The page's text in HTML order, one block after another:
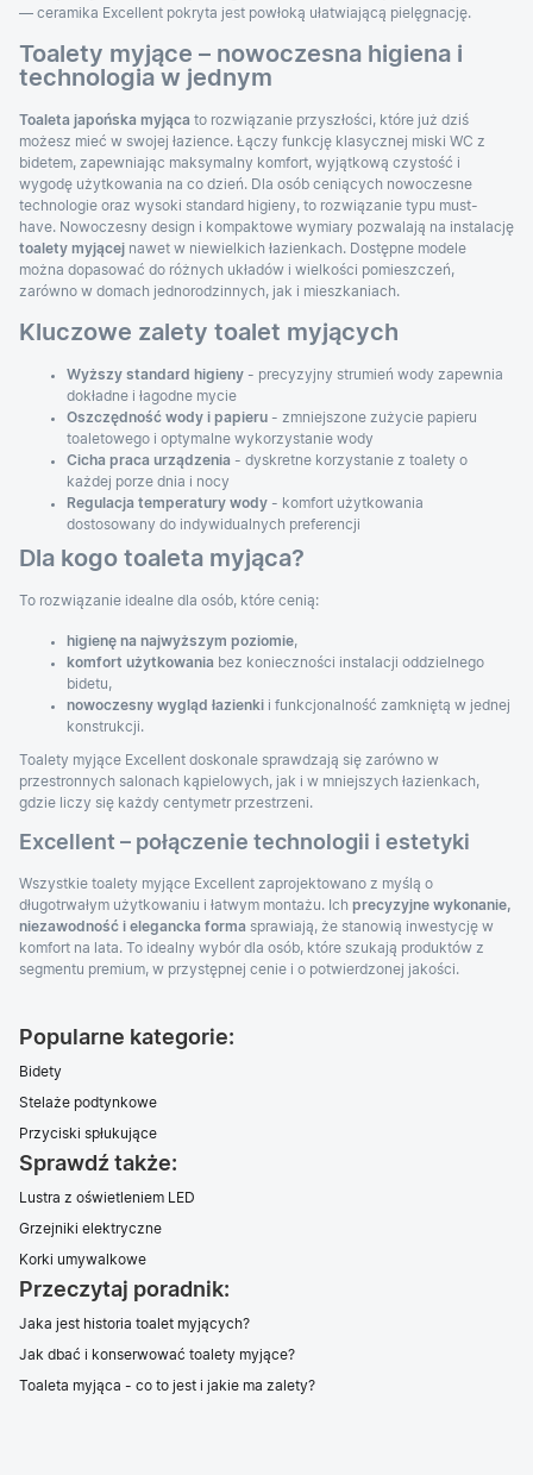
— ceramika Excellent pokryta jest powłoką ułatwiającą pielęgnację.
Toalety myjące – nowoczesna higiena i
technologia w jednym
Toaleta japońska myjąca to rozwiązanie przyszłości, które już dziś
możesz mieć w swojej łazience. Łączy funkcję klasycznej miski WC z
bidetem, zapewniając maksymalny komfort, wyjątkową czystość i
wygodę użytkowania na co dzień. Dla osób ceniących nowoczesne
technologie oraz wysoki standard higieny, to rozwiązanie typu must-
have. Nowoczesny design i kompaktowe wymiary pozwalają na instalację
toalety myjącej nawet w niewielkich łazienkach. Dostępne modele
można dopasować do różnych układów i wielkości pomieszczeń,
zarówno w domach jednorodzinnych, jak i mieszkaniach.
Kluczowe zalety toalet myjących
Wyższy standard higieny - precyzyjny strumień wody zapewnia
dokładne i łagodne mycie
Oszczędność wody i papieru - zmniejszone zużycie papieru
toaletowego i optymalne wykorzystanie wody
Cicha praca urządzenia - dyskretne korzystanie z toalety o
każdej porze dnia i nocy
Regulacja temperatury wody - komfort użytkowania
dostosowany do indywidualnych preferencji
Dla kogo toaleta myjąca?
To rozwiązanie idealne dla osób, które cenią:
higienę na najwyższym poziomie,
komfort użytkowania bez konieczności instalacji oddzielnego
bidetu,
nowoczesny wygląd łazienki i funkcjonalność zamkniętą w jednej
konstrukcji.
Toalety myjące Excellent doskonale sprawdzają się zarówno w
przestronnych salonach kąpielowych, jak i w mniejszych łazienkach,
gdzie liczy się każdy centymetr przestrzeni.
Excellent – połączenie technologii i estetyki
Wszystkie toalety myjące Excellent zaprojektowano z myślą o
długotrwałym użytkowaniu i łatwym montażu. Ich precyzyjne wykonanie,
niezawodność i elegancka forma sprawiają, że stanowią inwestycję w
komfort na lata. To idealny wybór dla osób, które szukają produktów z
segmentu premium, w przystępnej cenie i o potwierdzonej jakości.
Popularne kategorie:
Bidety
Stelaże podtynkowe
Przyciski spłukujące
Sprawdź także:
Lustra z oświetleniem LED
Grzejniki elektryczne
Korki umywalkowe
Przeczytaj poradnik:
Jaka jest historia toalet myjących?
Jak dbać i konserwować toalety myjące?
Toaleta myjąca - co to jest i jakie ma zalety?